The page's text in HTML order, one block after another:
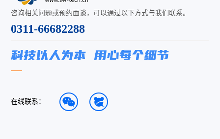
咨询相关问题或预约面谈，可以通过以下方式与我们联系。
0311-66682288
在线联系：